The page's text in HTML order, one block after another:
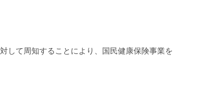
して周知することにより、国民健康保険事業を